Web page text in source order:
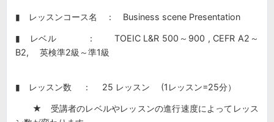
▮ レッスンコース名 ： Business scene Presentation
▮ レベル ： TOEIC L&R 500～900 , CEFR A2～
B2, 英検準2級～準1級
▮ レッスン数 ： 25 レッスン (1レッスン=25分）
★ 受講者のレベルやレッスンの進行速度によってレッス